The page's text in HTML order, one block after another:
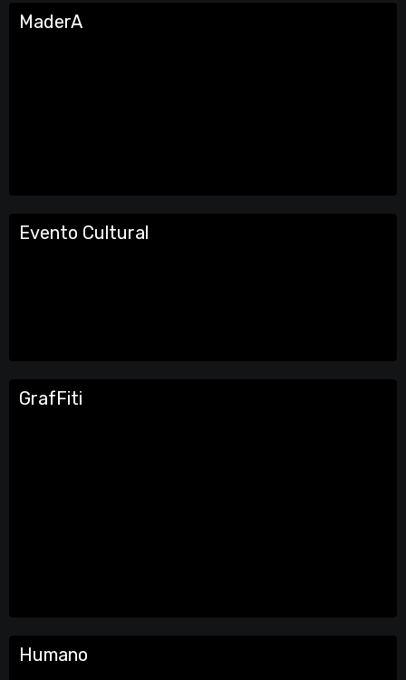
MaderA
Evento Cultural
GrafFiti
Humano